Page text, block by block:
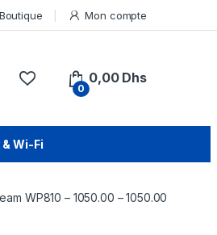
Boutique Mon compte
0
0,00 Dhs
& Wi-Fi
WP810 – 1050.00 – 1050.00